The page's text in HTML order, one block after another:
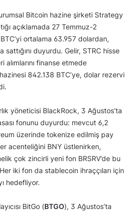
Bitcoin hazine şirketi Strategy
açıklamada 27 Temmuz-2
ortalama 63.957 dolardan,
duyurdu. Gelir, STRC hisse
finanse etmede
842.138 BTC’ye, dolar rezervi
yöneticisi BlackRock, 3 Ağustos’ta
fonunu duyurdu: mevcut 6,2
üzerinde tokenize edilmiş pay
acenteliğini BNY üstlenirken,
çok zincirli yeni fon BRSRV’de bu
iki fon da stablecoin ihraççıları için
hedefliyor.
BitGo (BTGO), 3 Ağustos’ta